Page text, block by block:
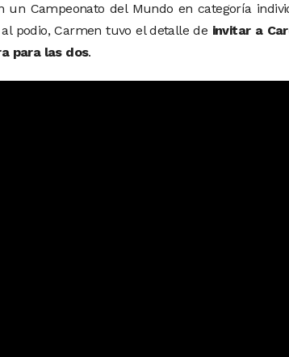
un Campeonato del Mundo en categoría
podio, Carmen tuvo el detalle de invitar a
para las dos.